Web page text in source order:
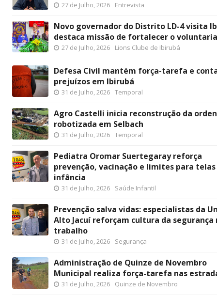
27 de Julho, 2026 Entrevista
Novo governador do Distrito LD-4 visita
destaca missão de fortalecer o
27 de Julho, 2026 Lions Clube de Ibirubá
Defesa Civil mantém força-tarefa e
prejuízos em Ibirubá
31 de Julho, 2026 Temporal
Agro Castelli inicia reconstrução da
robotizada em Selbach
31 de Julho, 2026 Temporal
Pediatra Oromar Suertegaray reforça
prevenção, vacinação e limites para telas
infância
31 de Julho, 2026 Saúde Infantil
Prevenção salva vidas: especialistas da
Alto Jacuí reforçam cultura da segurança
trabalho
31 de Julho, 2026 Segurança
Administração de Quinze de Novembro
Municipal realiza força-tarefa nas
31 de Julho, 2026 Quinze de Novembro